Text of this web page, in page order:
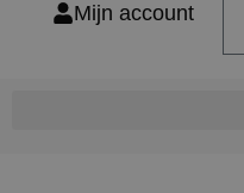
Mijn account